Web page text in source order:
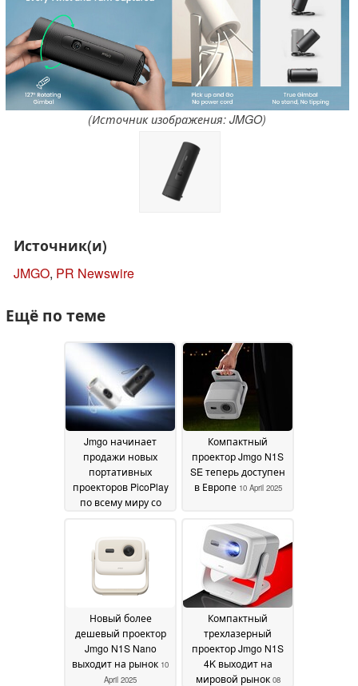
(Источник изображения: JMGO)
Источник(и)
JMGO, PR Newswire
Ещё по теме
Jmgo начинает
продажи новых
портативных
проекторов PicoPlay
по всему миру со
Компактный
проектор Jmgo N1S
SE теперь доступен
в Европе 10 April 2025
Новый более
дешевый проектор
Jmgo N1S Nano
выходит на рынок 10
April 2025
Компактный
трехлазерный
проектор Jmgo N1S
4K выходит на
мировой рынок 08